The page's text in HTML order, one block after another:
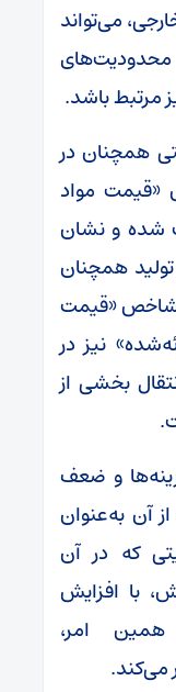
می‌تواند
مرتبط باشد.
همچنان در
«قیمت مواد
شده و نشان
همچنان
شاخص «قیمت
نیز در
بخشی از
و ضعف
آن به‌عنوان
که در آن
با افزایش
همین امر،
می‌کند.